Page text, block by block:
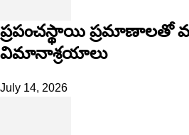
ప్రపంచస్థాయి ప్రమాణాలతో
విమానాశ్రయాలు
July 14, 2026